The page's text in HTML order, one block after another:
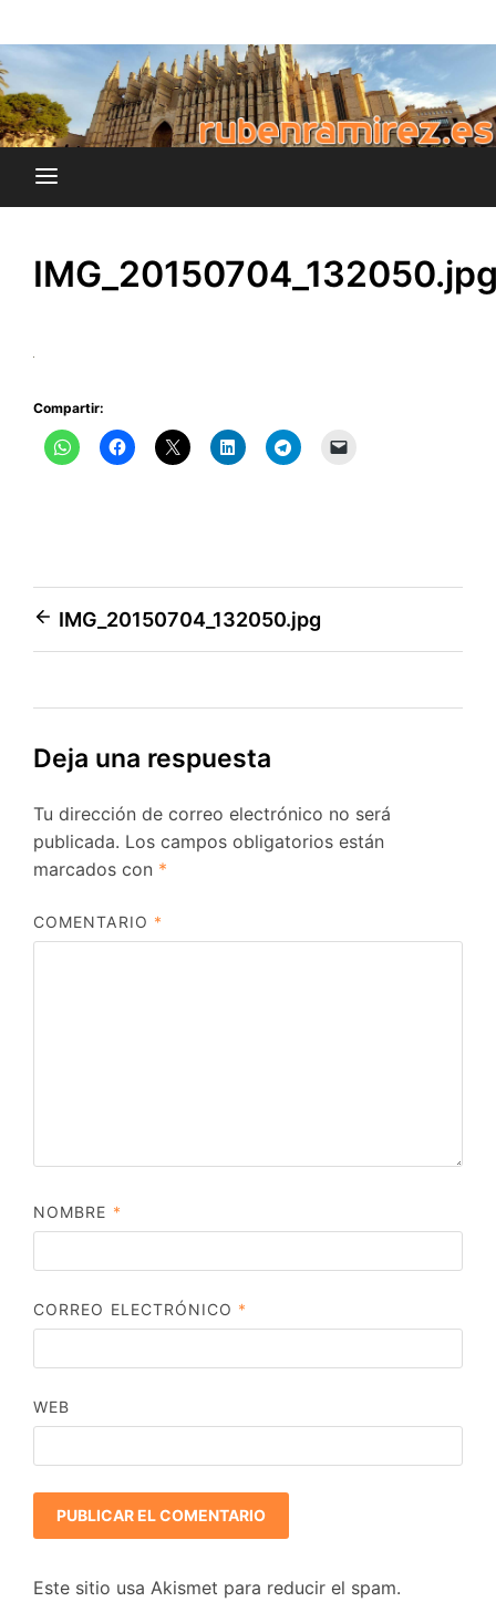
al
contenidorubenramirez.es
Compartir:
Navegación
de
entradas
IMG_20150704_132050.jpg
Deja una respuesta
Tu dirección de correo electrónico no será
publicada. Los campos obligatorios están
marcados con *
COMENTARIO *
NOMBRE *
CORREO ELECTRÓNICO *
WEB
Este sitio usa Akismet para reducir el spam.